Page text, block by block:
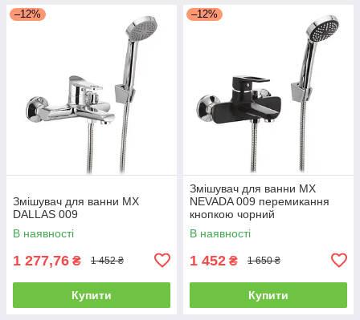
–12%
Змішувач для ванни MX
DALLAS 009
В наявності
1 277,76 ₴ 1 452 ₴
Купити
–12%
Змішувач для ванни MX
NEVADA 009 перемикання
кнопкою чорний
В наявності
1 452 ₴ 1 650 ₴
Купити